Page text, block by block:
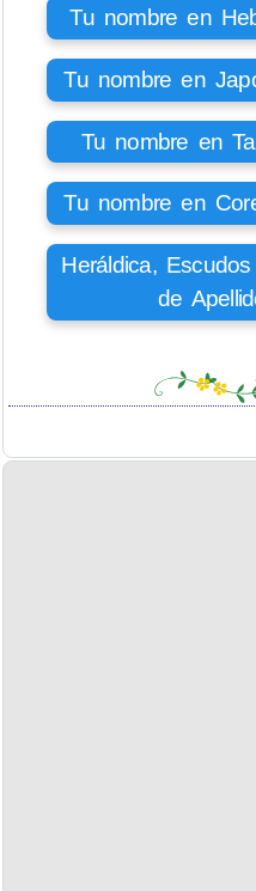
Tu nombre en
Tu nombre en
Tu nombre en
Tu nombre en
Heráldica,
de